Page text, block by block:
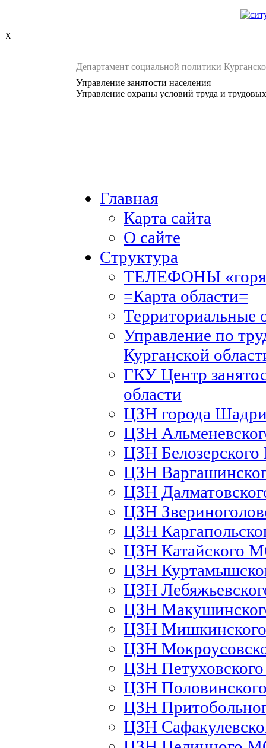
X
Департамент социальной политики
Управление занятости населения
Управление охраны условий труда и
Главная
Карта сайта
О сайте
Структура
ТЕЛЕФОНЫ
=Карта области=
Территориальные
Управление по
Курганской
ГКУ Центр
области
ЦЗН города
ЦЗН
ЦЗН
ЦЗН
ЦЗН
ЦЗН
ЦЗН
ЦЗН Катайского
ЦЗН
ЦЗН
ЦЗН
ЦЗН
ЦЗН
ЦЗН
ЦЗН
ЦЗН
ЦЗН